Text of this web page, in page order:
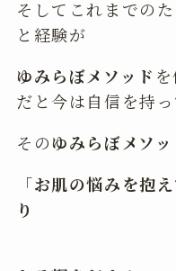
そしてこれまでの
と経験が
ゆみらぼメソッド
だと今は自信を持
そのゆみらぼメソッ
「お肌の悩みを抱
り
人生